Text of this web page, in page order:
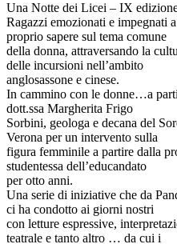
Una Notte dei Licei – IX
Ragazzi emozionati e impegnati
proprio sapere sul tema comune
della donna, attraversando la
delle incursioni nell’ambito
anglosassone e cinese.
In cammino con le donne…a
dott.ssa Margherita Frigo
Sorbini, geologa e decana del
Verona per un intervento sulla
figura femminile a partire dalla
studentessa dell’educandato
per otto anni.
Una serie di iniziative che da
ci ha condotto ai giorni nostri
con letture espressive,
teatrale e tanto altro … da cui i